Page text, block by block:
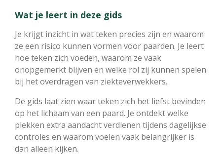
Wat je leert in deze gids
Je krijgt inzicht in wat teken precies zijn en waarom
ze een risico kunnen vormen voor paarden. Je leert
hoe teken zich voeden, waarom ze vaak
onopgemerkt blijven en welke rol zij kunnen spelen
bij het overdragen van ziekteverwekkers.
De gids laat zien waar teken zich het liefst bevinden
op het lichaam van een paard. Je ontdekt welke
plekken extra aandacht verdienen tijdens dagelijkse
controles en waarom voelen vaak belangrijker is
dan alleen kijken.